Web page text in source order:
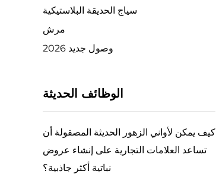
سياج الحديقة البلاستيكية
مرش
2026 وصول جديد
الوظائف الحديثة
كيف يمكن لأواني الزهور الحديثة المصقولة أن
تساعد العلامات التجارية على إنشاء عروض
نباتية أكثر جاذبية؟